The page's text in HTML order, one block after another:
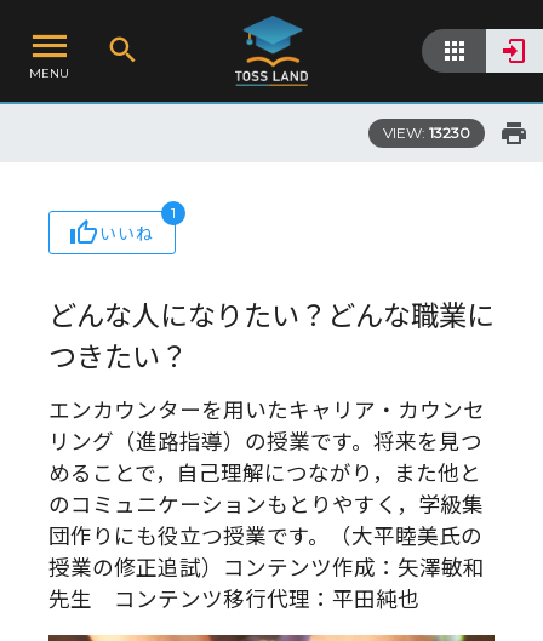
MENU
VIEW: 13230
いいね
1
どんな人になりたい？どんな職業に
つきたい？
エンカウンターを用いたキャリア・カウンセ
リング（進路指導）の授業です。将来を見つ
めることで，自己理解につながり，また他と
のコミュニケーションもとりやすく，学級集
団作りにも役立つ授業です。（大平睦美氏の
授業の修正追試）コンテンツ作成：矢澤敏和
先生 コンテンツ移行代理：平田純也